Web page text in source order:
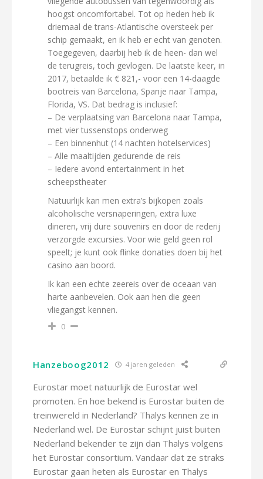
hoogst oncomfortabel. Tot op heden heb ik
driemaal de trans-Atlantische oversteek per
schip gemaakt, en ik heb er echt van genoten.
Toegegeven, daarbij heb ik de heen- dan wel
de terugreis, toch gevlogen. De laatste keer, in
2017, betaalde ik € 821,- voor een 14-daagde
bootreis van Barcelona, Spanje naar Tampa,
Florida, VS. Dat bedrag is inclusief:
– De verplaatsing van Barcelona naar Tampa,
met vier tussenstops onderweg
– Een binnenhut (14 nachten hotelservices)
– Alle maaltijden gedurende de reis
– Iedere avond entertainment in het
scheepstheater
Natuurlijk kan men extra’s bijkopen zoals
alcoholische versnaperingen, extra luxe
dineren, vrij dure souvenirs en door de rederij
verzorgde excursies. Voor wie geld geen rol
speelt; je kunt ook flinke donaties doen bij het
casino aan boord.
Ik kan een echte zeereis over de oceaan van
harte aanbevelen. Ook aan hen die geen
vliegangst kennen.
0
Hanzeboog2012 4 jaren geleden
Eurostar moet natuurlijk de Eurostar wel
promoten. En hoe bekend is Eurostar buiten de
treinwereld in Nederland? Thalys kennen ze in
Nederland wel. De Eurostar schijnt juist buiten
Nederland bekender te zijn dan Thalys volgens
het Eurostar consortium. Vandaar dat ze straks
Eurostar gaan heten als Eurostar en Thalys